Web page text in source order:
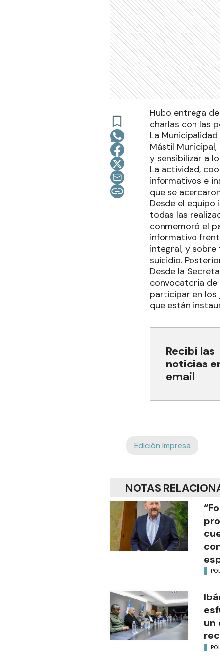
Hubo entrega
charlas con las
La
Mástil
y sensibilizar a
La actividad,
informativos e
que se
Desde el
todas las
conmemoró el
informativo
integral, y
suicidio.
Desde la
convocatoria de
participar en los
que están
Recibí las
noticias
email
Edición Impresa
NOTAS
un